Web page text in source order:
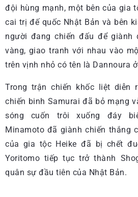
đội hùng mạnh, một bên của gia
cai trị đế quốc Nhật Bản và bên
người đang chiến đấu để giành
vàng, giao tranh với nhau vào
trên vịnh nhỏ có tên là Dannoura
Trong trận chiến khốc liệt diễn
chiến binh Samurai đã bỏ mạng
sóng cuốn trôi xuống đáy
Minamoto đã giành chiến thắng
của gia tộc Heike đã bị chết
Yoritomo tiếp tục trở thành
quân sự đầu tiên của Nhật Bản.